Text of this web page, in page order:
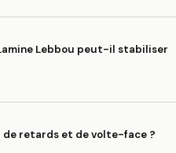
Lebbou peut-il stabiliser
retards et de volte-face ?